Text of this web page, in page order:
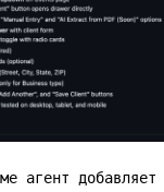
агент добавляет